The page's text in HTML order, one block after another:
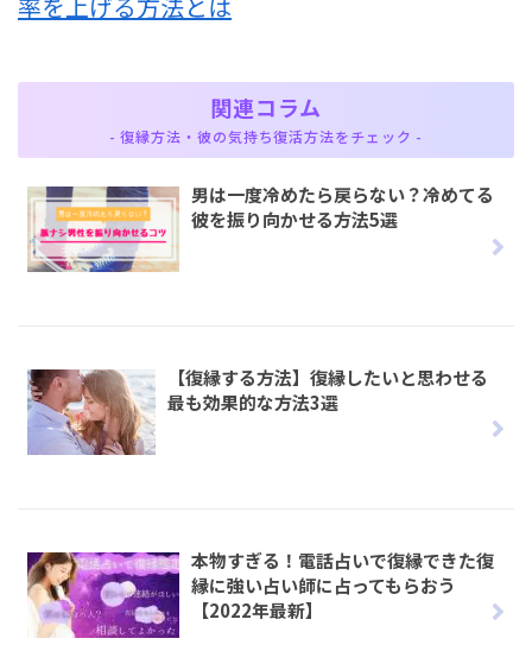
関連コラム
- 復縁方法・彼の気持ち復活方法をチェック -
男は一度冷めたら戻らない？冷めてる
彼を振り向かせる方法5選
【復縁する方法】復縁したいと思わせる
最も効果的な方法3選
本物すぎる！電話占いで復縁できた復
縁に強い占い師に占ってもらおう
【2022年最新】